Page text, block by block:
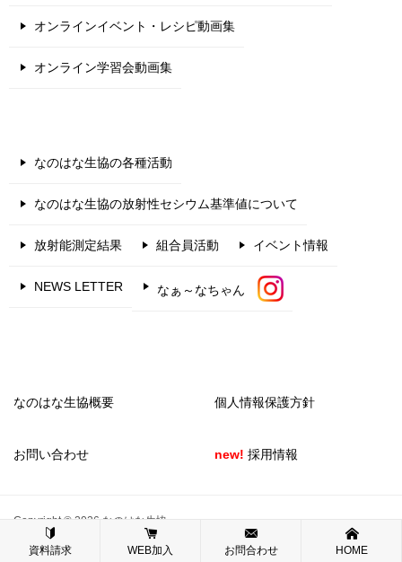
オンラインイベント・レシピ動画集
オンライン学習会動画集
なのはな生協の各種活動
なのはな生協の放射性セシウム基準値について
放射能測定結果 組合員活動 イベント情報
NEWS LETTER なぁ～なちゃん
なのはな生協概要 個人情報保護方針
お問い合わせ new! 採用情報
Copyright © 2026 なのはな生協
資料請求 WEB加入 お問合わせ HOME